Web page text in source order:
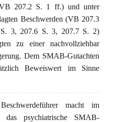
207.2 S. 1 ff.) und unter
Beschwerden (VB 207.3
3, 207.6 S. 3, 207.7 S. 2)
zu einer nachvollziehbar
Dem SMAB-Gutachten
Beweiswert im Sinne
macht im
das psychiatrische SMAB-